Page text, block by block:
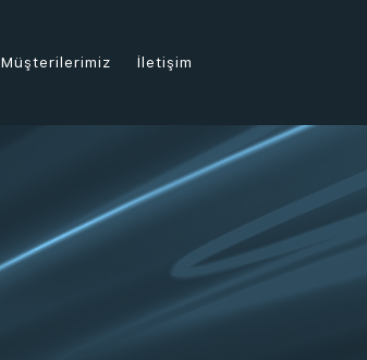
Müşterilerimiz İletişim